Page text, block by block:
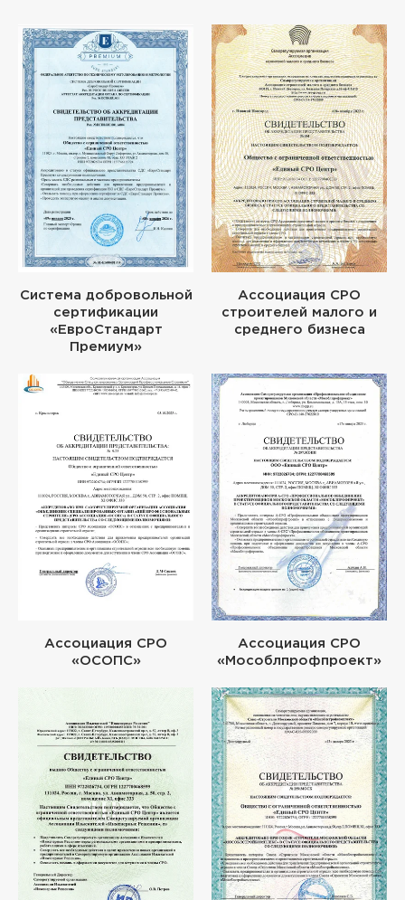
Система добровольной
сертификации
«ЕвроСтандарт
Премиум»
Ассоциация СРО
строителей малого и
среднего бизнеса
Ассоциация СРО
«ОСОПС»
Ассоциация СРО
«Мособлпрофпроект»